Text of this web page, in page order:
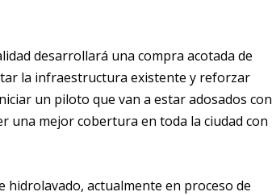
desarrollará una compra acotada de
la infraestructura existente y reforzar
un piloto que van a estar adosados con
una mejor cobertura en toda la ciudad con
hidrolavado, actualmente en proceso de